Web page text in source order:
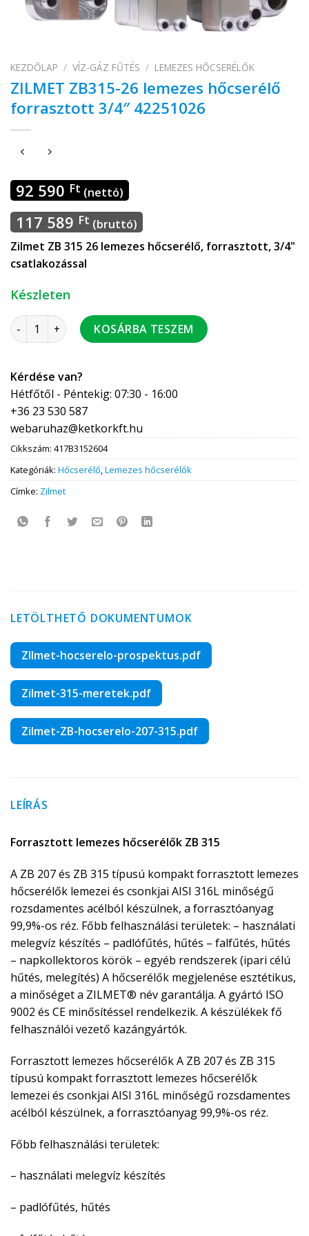
KEZDŐLAP / VÍZ-GÁZ FŰTÉS / LEMEZES HŐCSERÉLŐK
ZILMET ZB315-26 lemezes hőcserélő
forrasztott 3/4″ 42251026
92 590 Ft (nettó)
117 589 Ft (bruttó)
Zilmet ZB 315 26 lemezes hőcserélő, forrasztott, 3/4"
csatlakozással
Készleten
ZILMET ZB315-26 lemezes hőcserélő forrasztott 3/4"
KOSÁRBA TESZEM
Kérdése van?
Hétfőtől - Péntekig: 07:30 - 16:00
+36 23 530 587
webaruhaz@ketkorkft.hu
Cikkszám: 417B3152604
Kategóriák: Hőcserélő,Lemezes hőcserélők
Címke: Zilmet
LETÖLTHETŐ DOKUMENTUMOK
ZIlmet-hocserelo-prospektus.pdf
Zilmet-315-meretek.pdf
Zilmet-ZB-hocserelo-207-315.pdf
LEÍRÁS
Forrasztott lemezes hőcserélők ZB 315
A ZB 207 és ZB 315 típusú kompakt forrasztott lemezes
hőcserélők lemezei és csonkjai AISI 316L minőségű
rozsdamentes acélból készülnek, a forrasztóanyag
99,9%-os réz. Főbb felhasználási területek: – használati
melegvíz készítés – padlófűtés, hűtés – falfűtés, hűtés
– napkollektoros körök – egyéb rendszerek (ipari célú
hűtés, melegítés) A hőcserélők megjelenése esztétikus,
a minőséget a ZILMET® név garantálja. A gyártó ISO
9002 és CE minősítéssel rendelkezik. A készülékek fő
felhasználói vezető kazángyártók.
Forrasztott lemezes hőcserélők A ZB 207 és ZB 315
típusú kompakt forrasztott lemezes hőcserélők
lemezei és csonkjai AISI 316L minőségű rozsdamentes
acélból készülnek, a forrasztóanyag 99,9%-os réz.
Főbb felhasználási területek:
– használati melegvíz készítés
– padlófűtés, hűtés